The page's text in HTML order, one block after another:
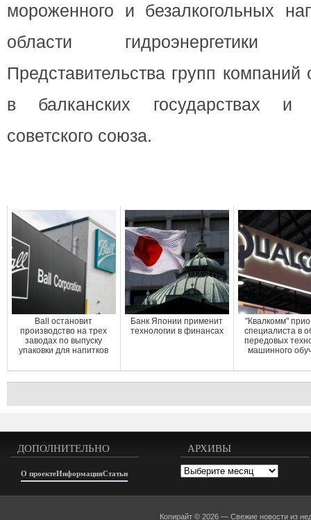
мороженного и безалкогольных
области
Представительства групп
в балканских государствах и
советского союза.
Ball остановит
производство на трех
заводах по выпуску
упаковки для напитков
Банк Японии применит
технологии в финансах
"Квалкомм"
специалиста в
передовых
машинного
ДОПОЛНИТЕЛЬНО
О проектеИнформацияСтатьи
АРХИВЫ
Архивы
Копирайт © 2026 —Свежие новости из